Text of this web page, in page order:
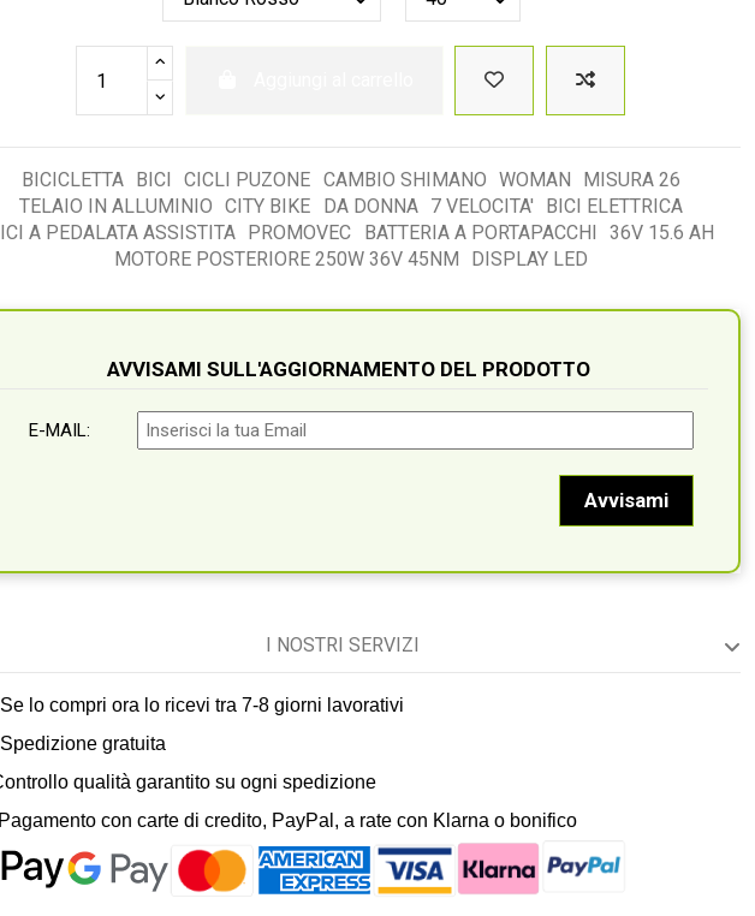
BICICLETTA BICI CICLI PUZONE CAMBIO SHIMANO WOMAN
MISURA 26
TELAIO IN ALLUMINIO CITY BIKE DA DONNA 7 VELOCITA'
BICI ELETTRICA
A PEDALATA ASSISTITA PROMOVEC BATTERIA A PORTAPACCHI
36V 15.6 AH
MOTORE POSTERIORE 250W 36V 45NM
DISPLAY LED
AVVISAMI SULL'AGGIORNAMENTO DEL PRODOTTO
E-MAIL:
I NOSTRI SERVIZI
Se lo compri ora lo ricevi tra 7-8 giorni lavorativi
Spedizione gratuita
qualità garantito su ogni spedizione
Pagamento con carte di credito, PayPal, a rate con Klarna o bonifico